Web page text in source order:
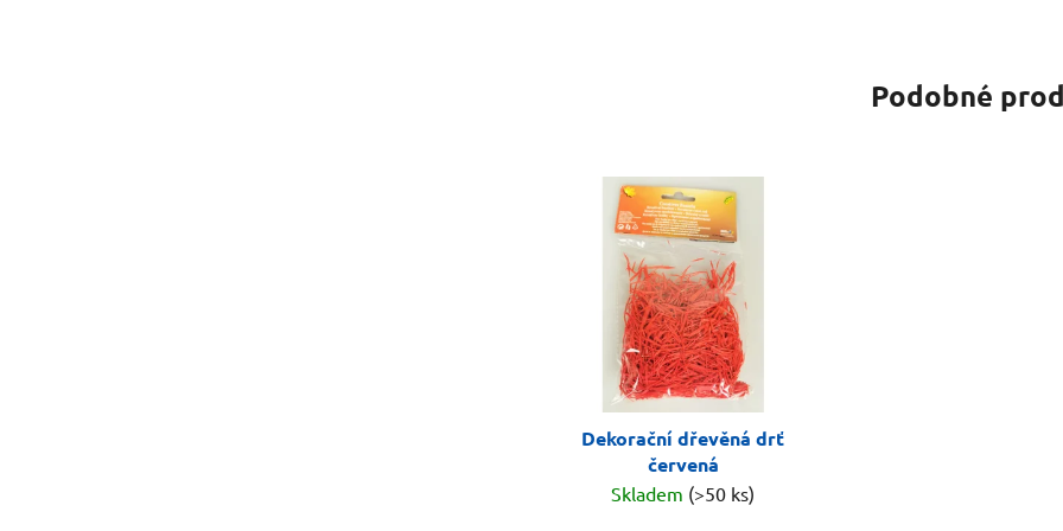
Podobné
Dekorační dřevěná drť
červená
Skladem (>50 ks)